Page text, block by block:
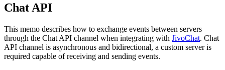
Chat API
This memo describes how to exchange events between servers
through the Chat API channel when integrating with JivoChat. Chat
API channel is asynchronous and bidirectional, a custom server is
required capable of receiving and sending events.